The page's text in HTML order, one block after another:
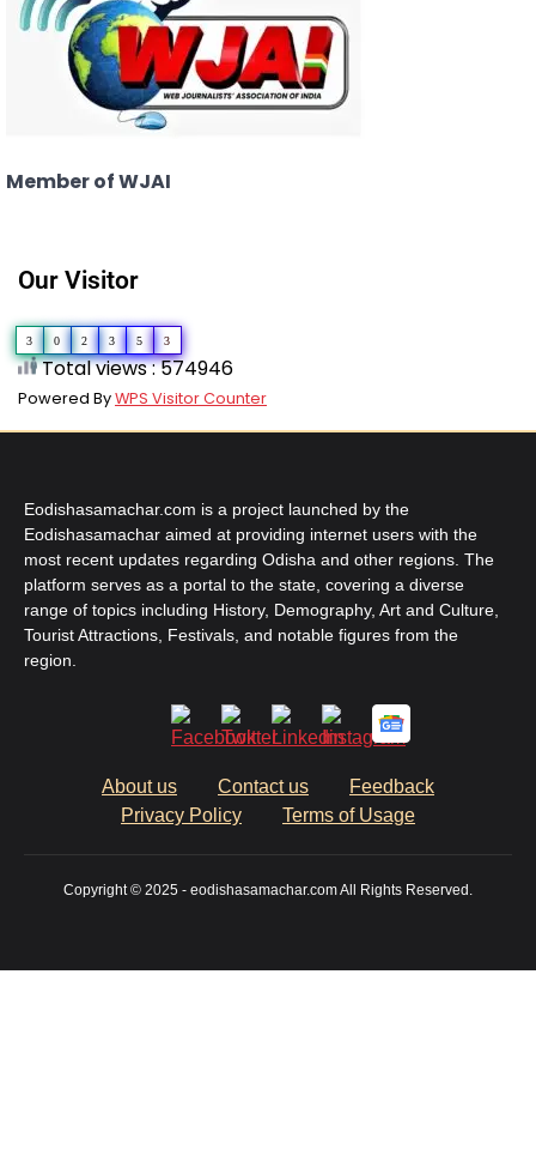
Member of WJAI
Our Visitor
3 0 2 3 5 3
Total views : 574946
Powered ByWPS Visitor Counter
Eodishasamachar.com is a project launched by the
Eodishasamachar aimed at providing internet users with the
most recent updates regarding Odisha and other regions. The
platform serves as a portal to the state, covering a diverse
range of topics including History, Demography, Art and Culture,
Tourist Attractions, Festivals, and notable figures from the
region.
About us Contact us
Feedback
Privacy Policy
Terms of Usage
Copyright © 2025 - eodishasamachar.com All Rights Reserved.